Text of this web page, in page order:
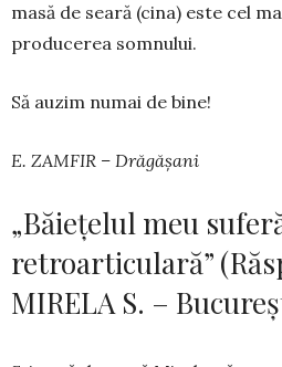
masă de seară (cina) este cel
producerea somnului.
Să auzim numai de bine!
E. ZAMFIR – Drăgășani
„Băiețelul meu
retroarticulară”
MIRELA S. –